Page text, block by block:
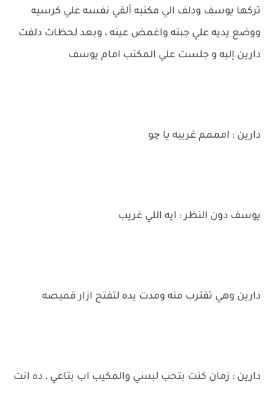
تركها يوسف ودلف الي مكتبه ألقي نفسه علي كرسيه
ووضع يديه علي جبته واغمض عينه ، وبعد لحظات دلفت
دارين إليه و جلست علي المكتب امام يوسف
دارين : امممم غريبه يا چو
يوسف دون النظر : ايه اللي غريب
دارين وهي تقترب منه ومدت يده لتفتح ازار قميصه
دارين : زمان كنت بتحب لبسي والمكيب اب بتاعي ، ده انت